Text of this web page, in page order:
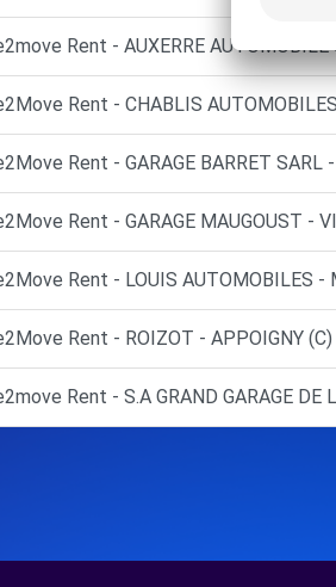
Rent - AUXERRE AUTOMOBILE
Rent - CHABLIS
Rent - GARAGE BARRET SARL
Rent - GARAGE MAUGOUST -
Rent - LOUIS AUTOMOBILES -
Rent - ROIZOT - APPOIGNY (C)
Rent - S.A GRAND GARAGE DE